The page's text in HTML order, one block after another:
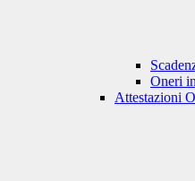
Oneri
Attestazioni